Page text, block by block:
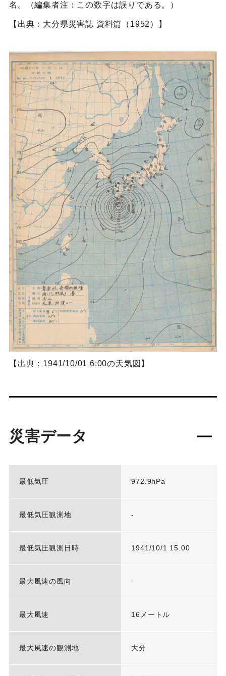
名。（編集者注：この数字は誤りである。）
【出典：大分県災害誌 資料篇（1952）】
【出典：1941/10/01 6:00の天気図】
災害データ
最低気圧 972.9hPa
最低気圧観測地 -
最低気圧観測日時 1941/10/1 15:00
最大風速の風向 -
最大風速 16メートル
最大風速の観測地 大分